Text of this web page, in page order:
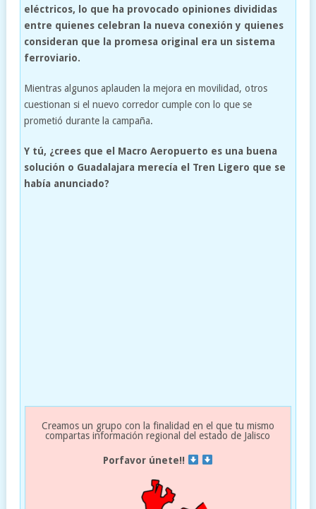
eléctricos, lo que ha provocado opiniones divididas
entre quienes celebran la nueva conexión y quienes
consideran que la promesa original era un sistema
ferroviario.
Mientras algunos aplauden la mejora en movilidad, otros
cuestionan si el nuevo corredor cumple con lo que se
prometió durante la campaña.
Y tú, ¿crees que el Macro Aeropuerto es una buena
solución o Guadalajara merecía el Tren Ligero que se
había anunciado?
Creamos un grupo con la finalidad en el que tu mismo
compartas información regional del estado de Jalisco
Porfavor únete!!